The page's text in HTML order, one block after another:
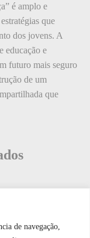
de navegação,
é amplo e
que
dos jovens. A
educação e
futuro mais seguro
de um
que